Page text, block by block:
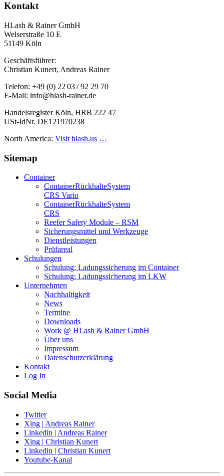
Kontakt
HLash & Rainer GmbH
Welserstraße 10 E
51149 Köln
Geschäftsführer:
Christian Kunert, Andreas Rainer
Telefon: +49 (0) 22 03 / 92 29 70
E-Mail: info@hlash-rainer.de
Handelsregister Köln, HRB 222 47
USt-IdNr. DE121970238
North America: Visit hlash.us …
Sitemap
Container
Container­Rückhalte­System
CRS Vario
Container­Rückhalte­System
CRS
Reefer Safety Module – RSM
Sicherungsmittel und Werkzeuge
Dienstleistungen
Prüfareal
Schulungen
Schulung: Ladungssicherung im Container
Schulung: Ladungssicherung im LKW
Unternehmen
Nachhaltigkeit
News
Termine
Downloads
Work @ HLash & Rainer GmbH
Über uns
Impressum
Datenschutzerklärung
Kontakt
Log In
Social Media
Twitter
Xing | Andreas Rainer
Linkedin | Andreas Rainer
Xing | Christian Kunert
Linkedin | Christian Kunert
Youtube-Kanal